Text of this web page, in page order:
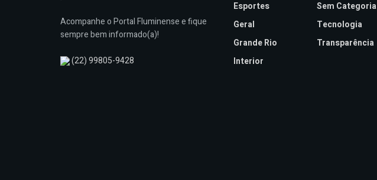
Acompanhe o Portal Fluminense e fique
sempre bem informado(a)!
(22) 99805-9428
Esportes
Geral
Grande Rio
Interior
Sem Categoria
Tecnologia
Transparência